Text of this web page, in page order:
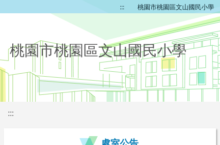
::: 桃園市桃園區文山國民小學
桃園市桃園區文山國民小學
:::